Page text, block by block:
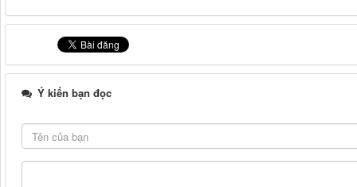
Ý kiến bạn đọc